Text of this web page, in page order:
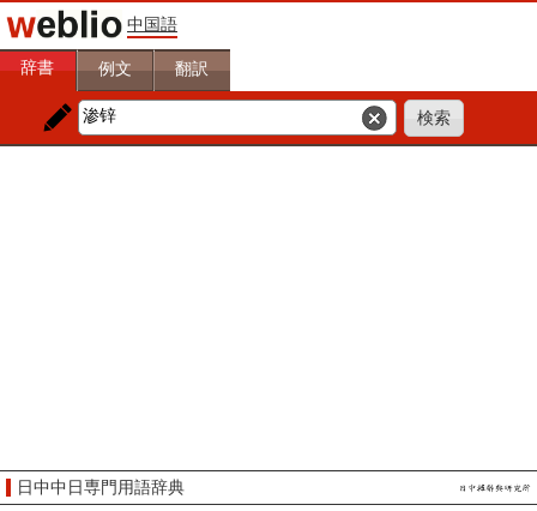
中国語
辞書 例文 翻訳
日中中日専門用語辞典